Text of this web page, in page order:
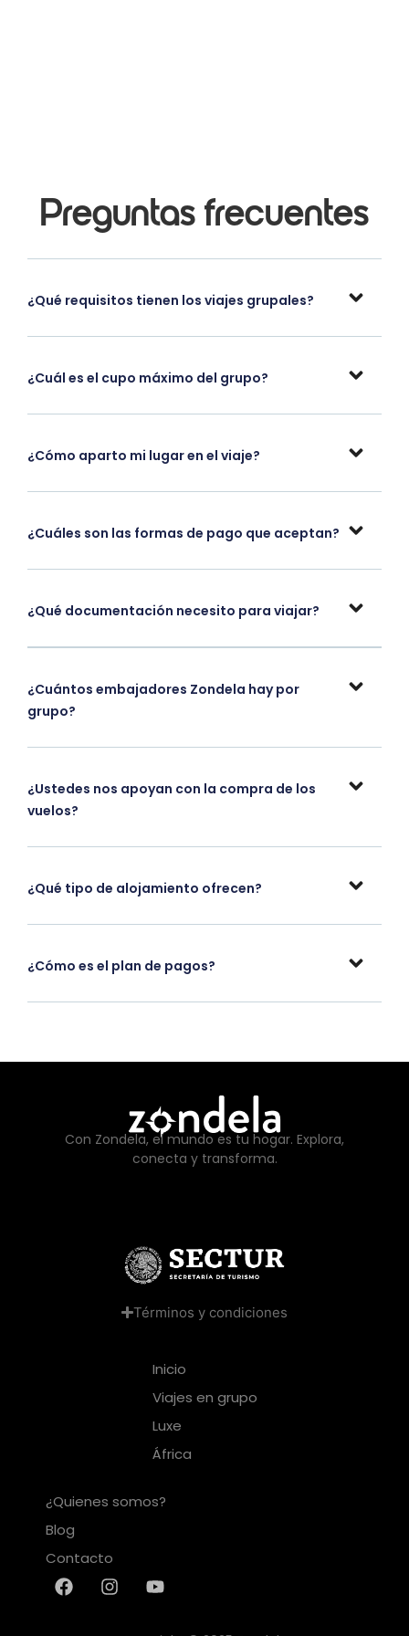
Preguntas frecuentes
¿Qué requisitos tienen los viajes grupales?
¿Cuál es el cupo máximo del grupo?
¿Cómo aparto mi lugar en el viaje?
¿Cuáles son las formas de pago que aceptan?
¿Qué documentación necesito para viajar?
¿Cuántos embajadores Zondela hay por
grupo?
¿Ustedes nos apoyan con la compra de los
vuelos?
¿Qué tipo de alojamiento ofrecen?
¿Cómo es el plan de pagos?
Con Zondela, el mundo es tu hogar. Explora,
conecta y transforma.
Términos y condiciones
Inicio
Viajes en grupo
Luxe
África
¿Quienes somos?
Blog
Contacto